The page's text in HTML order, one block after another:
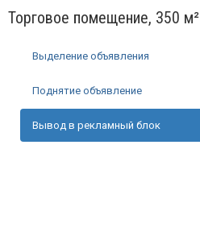
Торговое помещение, 350 м²
Выделение объявления
Поднятие объявление
Вывод в рекламный блок